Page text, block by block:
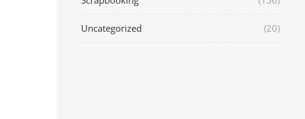
Uncategorized (20)